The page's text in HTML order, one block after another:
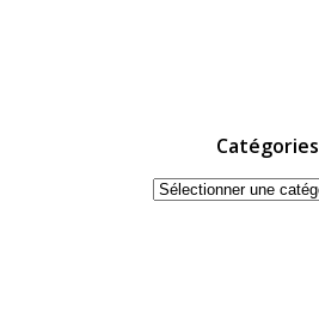
Catégories
Catégories